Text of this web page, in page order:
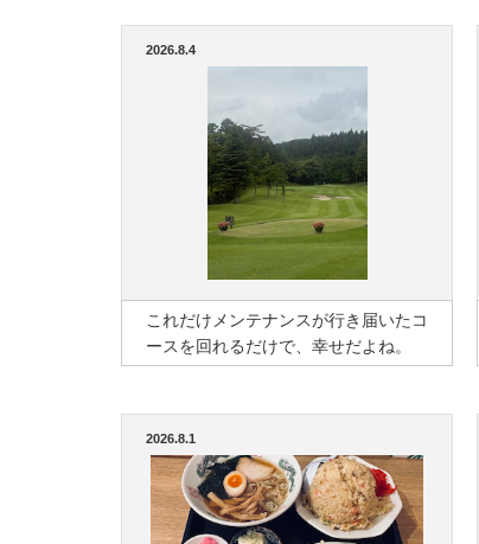
2026.8.4
これだけメンテナンスが行き届いたコ
ースを回れるだけで、幸せだよね。
2026.8.1